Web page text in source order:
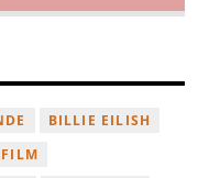
BILLIE EILISH
FILM